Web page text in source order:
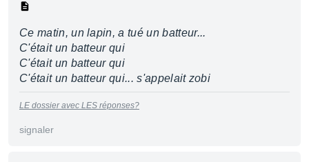
Ce matin, un lapin, a tué un batteur...
C'était un batteur qui
C'était un batteur qui
C'était un batteur qui... s'appelait zobi
LE dossier avec LES réponses?
signaler